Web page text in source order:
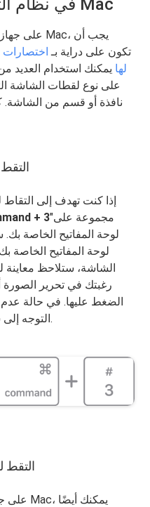
Snipping Tool في نظام التشغيل Mac
تكون على دراية بـاختصارات
لها يمكنك استخدام العديد
على نوع لقطات الشاشة
نافذة أو قسم من الشاشة.
#1.
إذا كنت تهدف إلى
+ 3"مجموعة على
لوحة المفاتيح الخاصة
لوحة المفاتيح الخاصة
الشاشة، ستلاحظ معاينة
رغبتك في تحرير الصورة
الضغط عليها. في حالة
التوجه إلى سطح المكتب وستراها على الفور.
#2.